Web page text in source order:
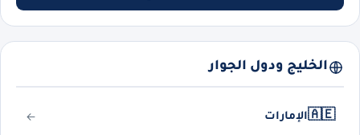
الخليج ودول الجوار
🇦🇪الإمارات